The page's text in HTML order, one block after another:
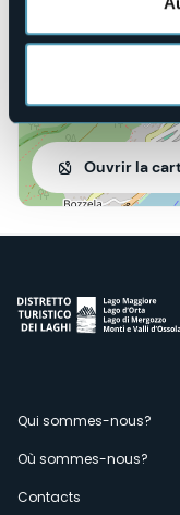
Ouvrir la
Menù
Qui sommes-nous?
Où sommes-nous?
Contacts